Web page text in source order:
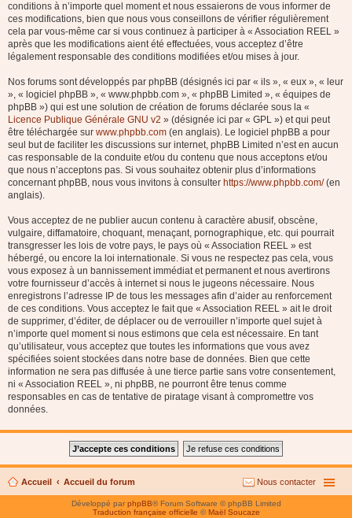
conditions à n’importe quel moment et nous essaierons de vous informer de
ces modifications, bien que nous vous conseillons de vérifier régulièrement
cela par vous-même car si vous continuez à participer à « Association REEL »
après que les modifications aient été effectuées, vous acceptez d’être
légalement responsable des conditions modifiées et/ou mises à jour.
Nos forums sont développés par phpBB (désignés ici par « ils », « eux », « leur
», « logiciel phpBB », « www.phpbb.com », « phpBB Limited », « équipes de
phpBB ») qui est une solution de création de forums déclarée sous la «
Licence Publique Générale GNU v2 » (désignée ici par « GPL ») et qui peut
être téléchargée sur www.phpbb.com (en anglais). Le logiciel phpBB a pour
seul but de faciliter les discussions sur internet, phpBB Limited n’est en aucun
cas responsable de la conduite et/ou du contenu que nous acceptons et/ou
que nous n’acceptons pas. Si vous souhaitez obtenir plus d’informations
concernant phpBB, nous vous invitons à consulter https://www.phpbb.com/(en
anglais).
Vous acceptez de ne publier aucun contenu à caractère abusif, obscène,
vulgaire, diffamatoire, choquant, menaçant, pornographique, etc. qui pourrait
transgresser les lois de votre pays, le pays où « Association REEL » est
hébergé, ou encore la loi internationale. Si vous ne respectez pas cela, vous
vous exposez à un bannissement immédiat et permanent et nous avertirons
votre fournisseur d’accès à internet si nous le jugeons nécessaire. Nous
enregistrons l’adresse IP de tous les messages afin d’aider au renforcement
de ces conditions. Vous acceptez le fait que « Association REEL » ait le droit
de supprimer, d’éditer, de déplacer ou de verrouiller n’importe quel sujet à
n’importe quel moment si nous estimons que cela est nécessaire. En tant
qu’utilisateur, vous acceptez que toutes les informations que vous avez
spécifiées soient stockées dans notre base de données. Bien que cette
information ne sera pas diffusée à une tierce partie sans votre consentement,
ni « Association REEL », ni phpBB, ne pourront être tenus comme
responsables en cas de tentative de piratage visant à compromettre vos
données.
Accueil Accueil du forum Nous contacter
Développé parphpBB® Forum Software © phpBB Limited
Traduction française officielle © Maël Soucaze